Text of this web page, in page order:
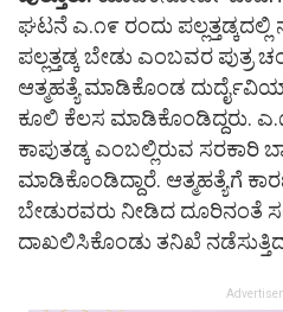
ಘಟನೆ ಎ.೧೯ ರಂದು
ಪಲ್ಲತ್ತಡ್ಕ ಬೇಡು ಎಂಬವರ
ಆತ್ಮಹತ್ಯೆ ಮಾಡಿಕೊಂಡ
ಕೂಲಿ ಕೆಲಸ ಮಾಡಿಕೊಂಡಿದ್ದರು.
ಕಾಪುತಡ್ಕ ಎಂಬಲ್ಲಿರುವ ಸರಕಾರಿ
ಮಾಡಿಕೊಂಡಿದ್ದಾರೆ. ಆತ್ಮಹತ್ಯೆಗೆ
ಬೇಡುರವರು ನೀಡಿದ ದೂರಿನಂತೆ
ದಾಖಲಿಸಿಕೊಂಡು ತನಿಖೆ